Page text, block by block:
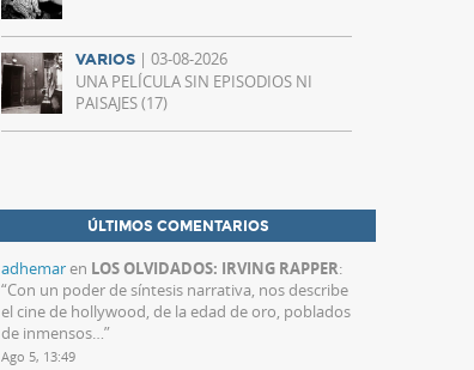
VARIOS | 03-08-2026
UNA PELÍCULA SIN EPISODIOS NI
PAISAJES (17)
ÚLTIMOS COMENTARIOS
adhemaren LOS OLVIDADOS: IRVING RAPPER:
“Con un poder de síntesis narrativa, nos describe
el cine de hollywood, de la edad de oro, poblados
de inmensos…”
Ago 5, 13:49